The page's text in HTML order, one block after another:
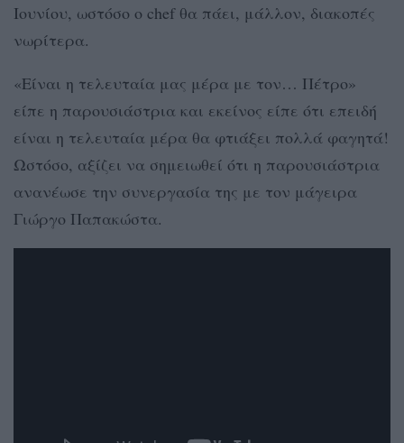
Ιουνίου, ωστόσο ο chef θα πάει, μάλλον, διακοπές
νωρίτερα.
«Είναι η τελευταία μας μέρα με τον… Πέτρο»
είπε η παρουσιάστρια και εκείνος είπε ότι επειδή
είναι η τελευταία μέρα θα φτιάξει πολλά φαγητά!
Ωστόσο, αξίζει να σημειωθεί ότι η παρουσιάστρια
ανανέωσε την συνεργασία της με τον μάγειρα
Γιώργο Παπακώστα.